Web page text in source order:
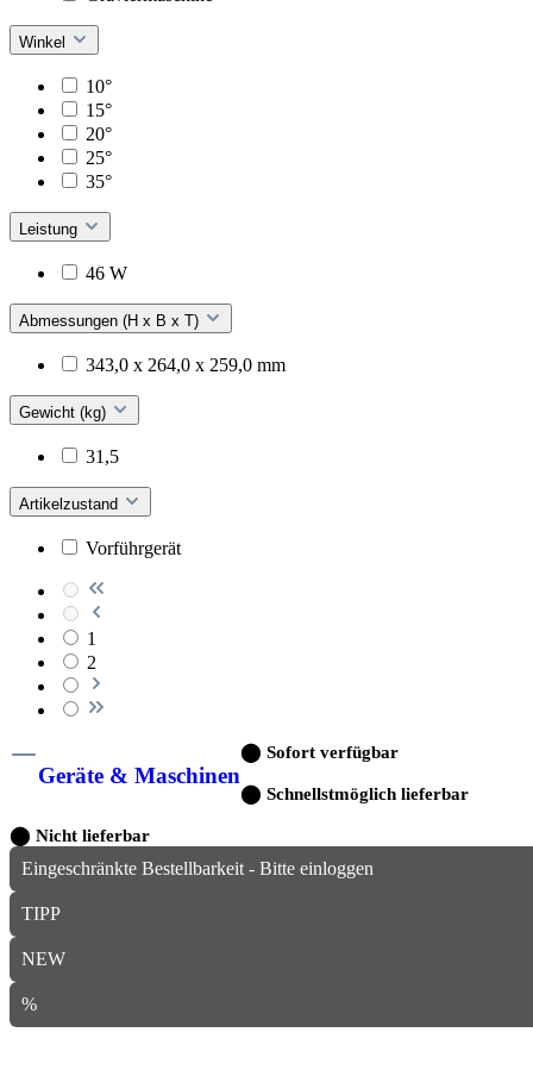
Winkel
10°
15°
20°
25°
35°
Leistung
46 W
Abmessungen (H x B x T)
343,0 x 264,0 x 259,0 mm
Gewicht (kg)
31,5
Artikelzustand
Vorführgerät
1
2
Geräte & Maschinen
⬤ Sofort verfügbar
⬤ Schnellstmöglich lieferbar
⬤ Nicht lieferbar
Eingeschränkte Bestellbarkeit - Bitte einloggen
TIPP
NEW
%